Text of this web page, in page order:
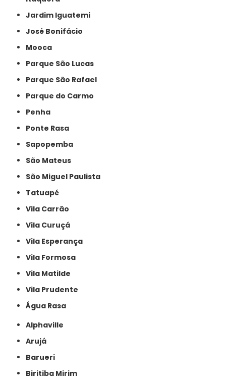
Jardim Iguatemi
José Bonifácio
Mooca
Parque São Lucas
Parque São Rafael
Parque do Carmo
Penha
Ponte Rasa
Sapopemba
São Mateus
São Miguel Paulista
Tatuapé
Vila Carrão
Vila Curuçá
Vila Esperança
Vila Formosa
Vila Matilde
Vila Prudente
Água Rasa
Alphaville
Arujá
Barueri
Biritiba Mirim